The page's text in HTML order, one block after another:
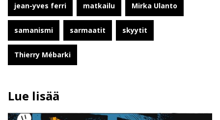
jean-yves ferri matkailu Mirka Ulanto
samanismi sarmaatit skyytit
Thierry Mébarki
Lue lisää